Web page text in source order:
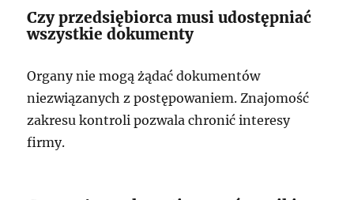
Czy przedsiębiorca musi udostępniać
wszystkie dokumenty
Organy nie mogą żądać dokumentów
niezwiązanych z postępowaniem. Znajomość
zakresu kontroli pozwala chronić interesy
firmy.